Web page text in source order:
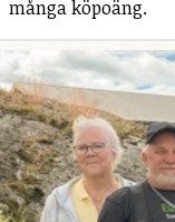
många köpoäng.